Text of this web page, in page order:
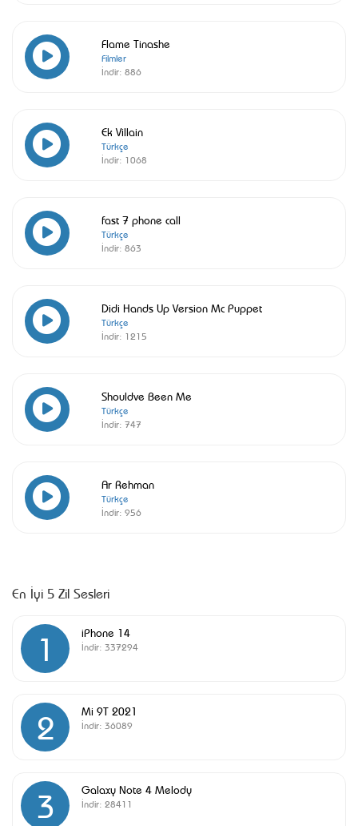
Flame Tinashe
Filmler
İndir: 886
Ek Villain
Türkçe
İndir: 1068
fast 7 phone call
Türkçe
İndir: 863
Didi Hands Up Version Mc Puppet
Türkçe
İndir: 1215
Shouldve Been Me
Türkçe
İndir: 747
Ar Rehman
Türkçe
İndir: 956
En İyi 5 Zil Sesleri
1 iPhone 14
İndir: 337294
2 Mi 9T 2021
İndir: 36089
3 Galaxy Note 4 Melody
İndir: 28411